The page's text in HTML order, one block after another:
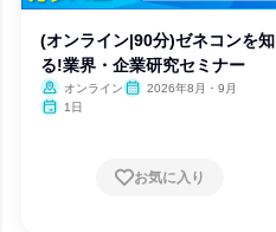
(オンライン|90分)ゼネコンを知
る!業界・企業研究セミナー
オンライン
2026年8月・9月
1日
お気に入り